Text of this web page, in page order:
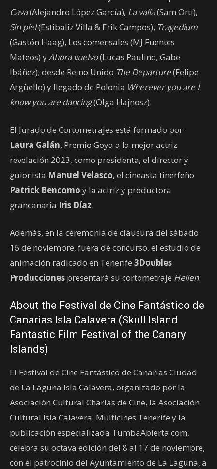
Cava(Alejandro López García), La valla(Sam Orti),
Sin piel(Estibaliz Villa & Erik Campos), Tragedium
(Gastón Haag), Los comensales (MJ Fuentes
Mateos) yAhora vuelvo(Lucas Paulino, Gabe
Ibáñez); desde Reino Unido The Departure(Felipe
Argüello) y llegado de Polonia Wherever you are I
know you are dancing(Olga Hajnosz).
El Jurado de Cortometrajes está formado por
Laura Galán, Premio Goya a la mejor actriz
revelación 2023, como presidenta, el director y
guionista Manuel Velasco, el cineasta tinerfeño
Patrick Bencomo y la actriz y productora
grancanaria Iris Díaz.
Además, en la ceremonia de clausura del sábado
16 de noviembre, fuera de concurso, el estudio de
animación radicado en Tenerife 3Doubles
Producciones presentará su cortometraje Hellen.
About the Festival de Cine Fantástico de
Canarias Isla Calavera (Skull Island
Fantastic Film Festival of the Canary
Islands)
El Festival de Cine Fantástico de Canarias Ciudad
de La Laguna Isla Calavera, organizado por la
Asociación Cultural Charlas de Cine, la Asociación
Cultural Isla Calavera, Multicines Tenerife y la
publicación especializada TumbaAbierta.com,
celebra su octava edición del 8 al 17 de noviembre,
con el patrocinio del Ayuntamiento de La Laguna, a